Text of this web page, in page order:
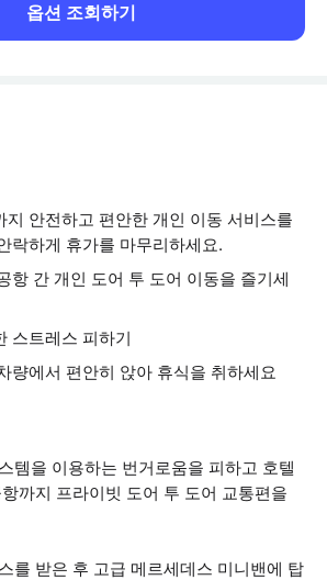
옵션 조회하기
지 안전하고 편안한 개인 이동 서비스를
락하게 휴가를 마무리하세요.
항 간 개인 도어 투 도어 이동을 즐기세
스트레스 피하기
량에서 편안히 앉아 휴식을 취하세요
템을 이용하는 번거로움을 피하고 호텔
까지 프라이빗 도어 투 도어 교통편을
를 받은 후 고급 메르세데스 미니밴에 탑